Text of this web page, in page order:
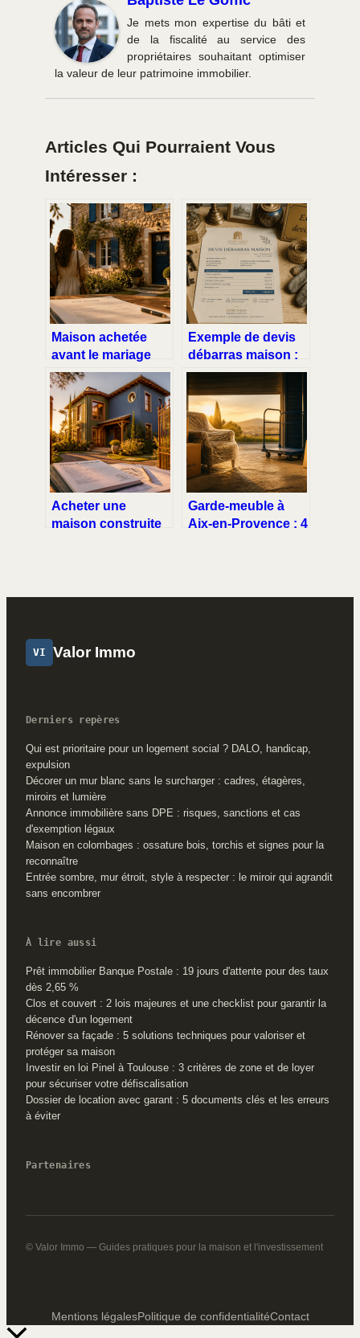
Je mets mon expertise du bâti et
de la fiscalité au service des
propriétaires souhaitant optimiser
la valeur de leur patrimoine immobilier.
Articles Qui Pourraient Vous
Intéresser :
Maison achetée
avant le mariage
sans contrat :
comment protéger
votre patrimoine
personnel ?
Exemple de devis
débarras maison :
comment
transformer vos
objets en
économies ?
Acheter une
maison construite
investissement et
Garde-meuble à
Aix-en-Provence : 4
VI Valor Immo
Derniers repères
Qui est prioritaire pour un logement social ? DALO, handicap,
expulsion
Décorer un mur blanc sans le surcharger : cadres, étagères,
miroirs et lumière
Annonce immobilière sans DPE : risques, sanctions et cas
d'exemption légaux
Maison en colombages : ossature bois, torchis et signes pour la
reconnaître
Entrée sombre, mur étroit, style à respecter : le miroir qui agrandit
sans encombrer
À lire aussi
Prêt immobilier Banque Postale : 19 jours d'attente pour des taux
dès 2,65 %
Clos et couvert : 2 lois majeures et une checklist pour garantir la
décence d'un logement
Rénover sa façade : 5 solutions techniques pour valoriser et
protéger sa maison
Investir en loi Pinel à Toulouse : 3 critères de zone et de loyer
pour sécuriser votre défiscalisation
Dossier de location avec garant : 5 documents clés et les erreurs
à éviter
Partenaires
© Valor Immo — Guides pratiques pour la maison et l'investissement
Mentions légalesPolitique de confidentialitéContact